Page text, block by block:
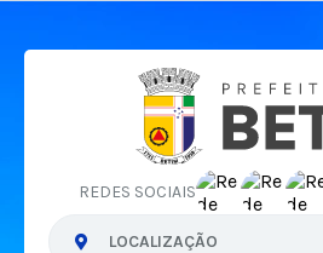
REDES SOCIAIS
LOCALIZAÇÃO